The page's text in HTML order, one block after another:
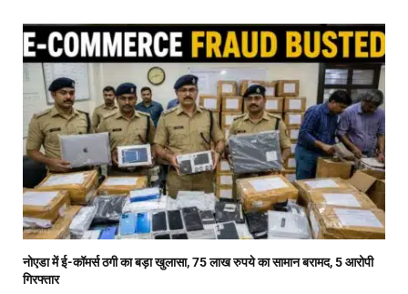
नोएडा में ई-कॉमर्स ठगी का बड़ा खुलासा, 75 लाख रुपये का सामान बरामद, 5 आरोपी
गिरफ्तार